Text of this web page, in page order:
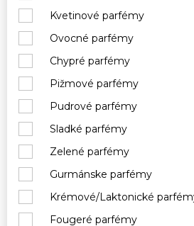
Kvetinové parfémy
Ovocné parfémy
Chypré parfémy
Pižmové parfémy
Pudrové parfémy
Sladké parfémy
Zelené parfémy
Gurmánske parfémy
Krémové/Laktonické
Fougeré parfémy